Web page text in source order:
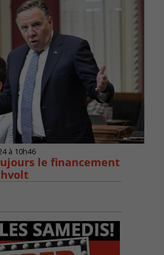
à 10h46
le financement